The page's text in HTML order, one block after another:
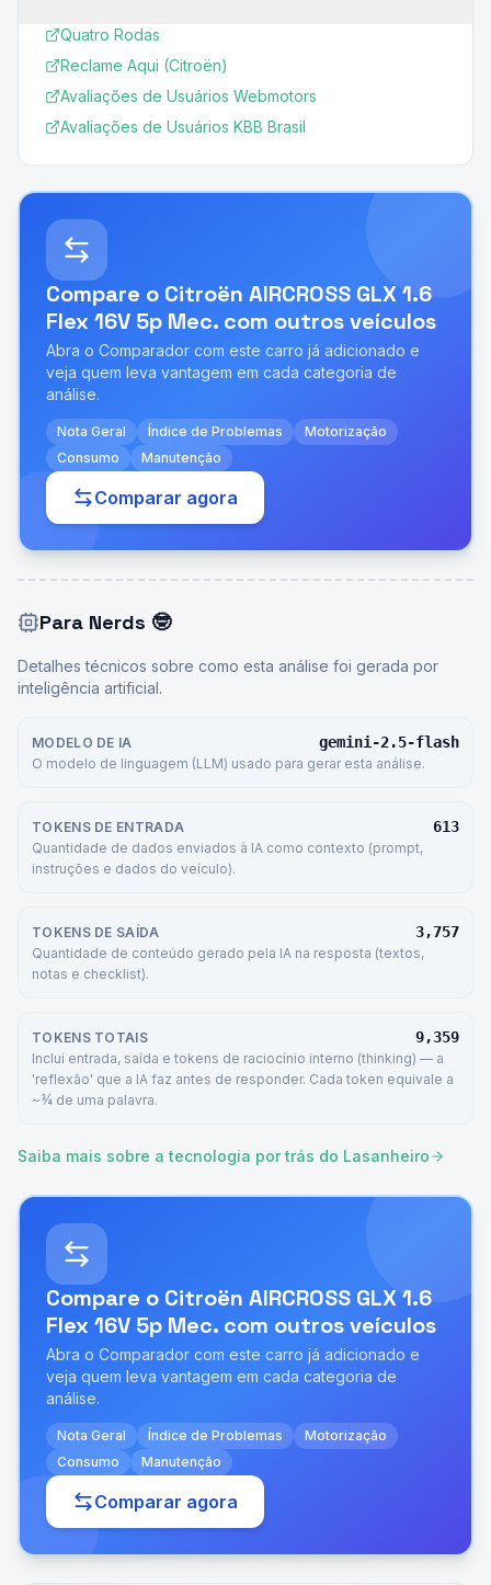
Quatro Rodas
Reclame Aqui (Citroën)
Avaliações de Usuários Webmotors
Avaliações de Usuários KBB Brasil
Compare o Citroën AIRCROSS GLX 1.6
Flex 16V 5p Mec. com outros veículos
Abra o Comparador com este carro já adicionado e
veja quem leva vantagem em cada categoria de
análise.
Nota Geral Índice de Problemas
Motorização
Consumo
Manutenção
Comparar agora
Para Nerds 🤓
Detalhes técnicos sobre como esta análise foi gerada por
inteligência artificial.
MODELO DE IA gemini-2.5-flash
O modelo de linguagem (LLM) usado para gerar esta análise.
TOKENS DE ENTRADA 613
Quantidade de dados enviados à IA como contexto (prompt,
instruções e dados do veículo).
TOKENS DE SAÍDA 3,757
Quantidade de conteúdo gerado pela IA na resposta (textos,
notas e checklist).
TOKENS TOTAIS 9,359
Inclui entrada, saída e tokens de raciocínio interno (thinking) — a
'reflexão' que a IA faz antes de responder. Cada token equivale a
~¾ de uma palavra.
Saiba mais sobre a tecnologia por trás do Lasanheiro
Compare o Citroën AIRCROSS GLX 1.6
Flex 16V 5p Mec. com outros veículos
Abra o Comparador com este carro já adicionado e
veja quem leva vantagem em cada categoria de
análise.
Nota Geral Índice de Problemas
Motorização
Consumo
Manutenção
Comparar agora